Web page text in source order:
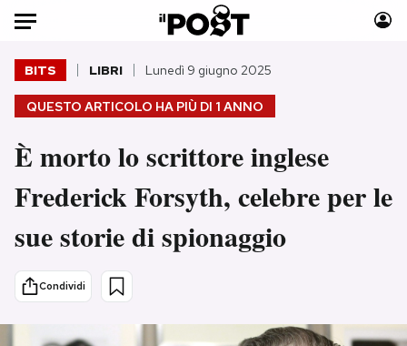
Auto
HOME
Italia
Politica
Tecnologia
Scienza
Economia
Moda
Consumismi
Storie/Idee
Ok Boomer!
Altrecose
QUESTO ARTICOLO HA PIÙ DI 1 ANNO
BITS LIBRI Lunedì 9 giugno 2025
È morto lo scrittore inglese
Frederick Forsyth, celebre per le
sue storie di spionaggio
Condividi